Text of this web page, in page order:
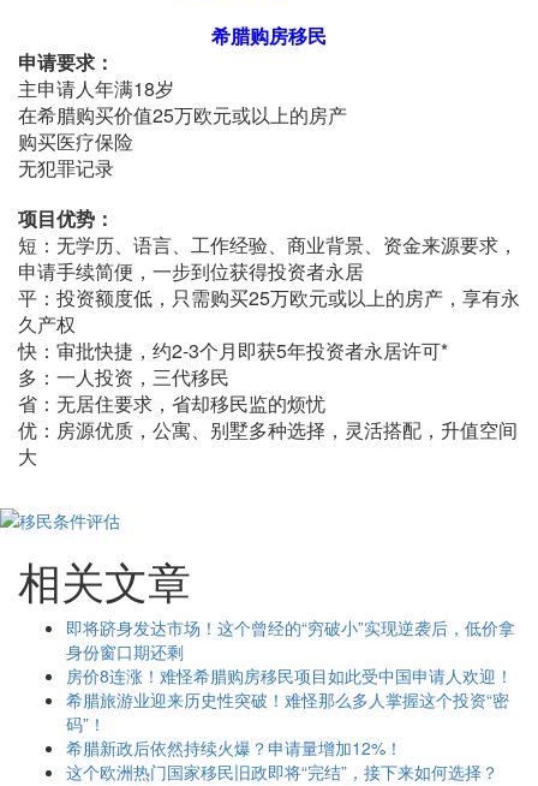
希腊购房移民
申请要求：
主申请人年满18岁
在希腊购买价值25万欧元或以上的房产
购买医疗保险
无犯罪记录
项目优势：
短：无学历、语言、工作经验、商业背景、资金来源要求，
申请手续简便，一步到位获得投资者永居
平：投资额度低，只需购买25万欧元或以上的房产，享有永
久产权
快：审批快捷，约2-3个月即获5年投资者永居许可*
多：一人投资，三代移民
省：无居住要求，省却移民监的烦忧
优：房源优质，公寓、别墅多种选择，灵活搭配，升值空间
大
相关文章
即将跻身发达市场！这个曾经的“穷破小”实现逆袭后，低价拿
身份窗口期还剩
房价8连涨！难怪希腊购房移民项目如此受中国申请人欢迎！
希腊旅游业迎来历史性突破！难怪那么多人掌握这个投资“密
码”！
希腊新政后依然持续火爆？申请量增加12%！
这个欧洲热门国家移民旧政即将“完结”，接下来如何选择？